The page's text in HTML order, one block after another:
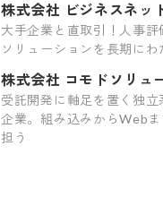
株式会社 ビジネスネッ
ョン
大手企業と直取引！人事評
ソリューションを長期にわ
株式会社 コモドソリュ
受託開発に軸足を置く独立
企業。組み込みからWeb
担う